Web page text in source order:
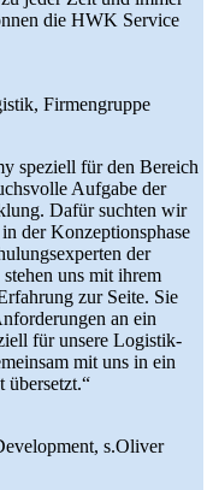
die HWK Service
Firmengruppe
speziell für den Bereich
Aufgabe der
Dafür suchten wir
der Konzeptionsphase
der
uns mit ihrem
zur Seite. Sie
an ein
für unsere Logistik-
mit uns in ein
übersetzt.“
s.Oliver